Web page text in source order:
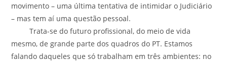
movimento – uma última tentativa de intimidar o Judiciário
– mas tem aí uma questão pessoal.
Trata-se do futuro profissional, do meio de vida
mesmo, de grande parte dos quadros do PT. Estamos
falando daqueles que só trabalham em três ambientes: no